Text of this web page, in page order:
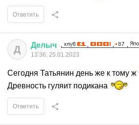
Ответить
Д Делыч
13:36, 25.01.2023
Сегодня Татьянин день же к тому ж
Древность гуляит подикана
Ответить